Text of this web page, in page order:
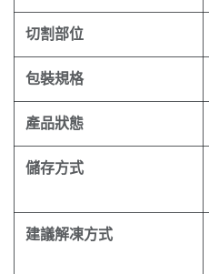
切割部位
包裝規格
產品狀態
儲存方式
建議解凍方式